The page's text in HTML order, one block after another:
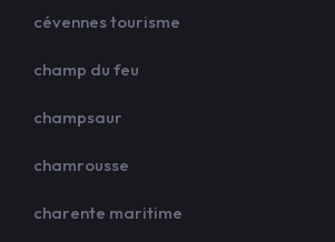
cévennes tourisme
champ du feu
champsaur
chamrousse
charente maritime